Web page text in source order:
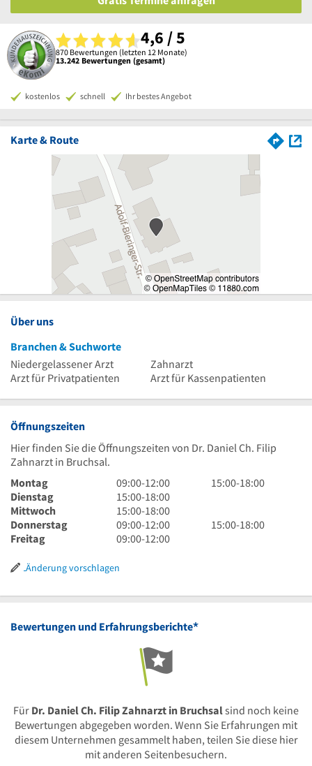
4,6 / 5
870 Bewertungen (letzten 12 Monate)
13.242 Bewertungen (gesamt)
kostenlos schnell Ihr bestes Angebot
Karte & Route
Über uns
Branchen & Suchworte
Niedergelassener Arzt
Zahnarzt
Arzt für Privatpatienten
Arzt für Kassenpatienten
Öffnungszeiten
Hier finden Sie die Öffnungszeiten von Dr. Daniel Ch. Filip
Zahnarzt in Bruchsal.
Montag
9
Uhr
bis
12
Uhr
09:00-12:00
15
18
15:00-18:00
Dienstag
15
Uhr
bis
18
15:00-18:00
Mittwoch
15
Uhr
bis
Uhr
15:00-18:00
Donnerstag
9
Uhr
12
09:00-12:00
15
15:00-18:00
Freitag
9
bis
Uhr
09:00-12:00
Änderung vorschlagen
Bewertungen und Erfahrungsberichte*
Für Dr. Daniel Ch. Filip Zahnarzt in Bruchsal sind noch keine
Bewertungen abgegeben worden. Wenn Sie Erfahrungen mit
diesem Unternehmen gesammelt haben, teilen Sie diese hier
mit anderen Seitenbesuchern.